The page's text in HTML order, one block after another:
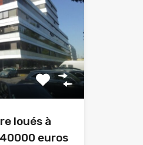
loués à
euros